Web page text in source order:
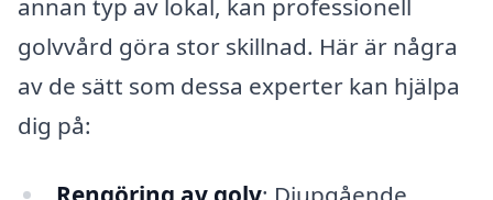
annan typ av lokal, kan professionell
golvvård göra stor skillnad. Här är några
av de sätt som dessa experter kan hjälpa
dig på: